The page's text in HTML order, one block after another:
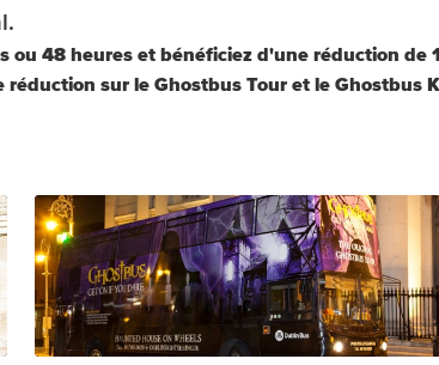
ou 48 heures et bénéficiez d'une réduction de
sur le Ghostbus Tour et le Ghostbus